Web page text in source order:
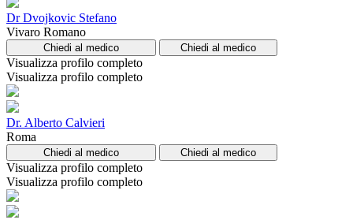
Dr Dvojkovic Stefano
Vivaro Romano
Chiedi al medico Chiedi al medico
Visualizza profilo completo
Visualizza profilo completo
Dr. Alberto Calvieri
Roma
Chiedi al medico Chiedi al medico
Visualizza profilo completo
Visualizza profilo completo